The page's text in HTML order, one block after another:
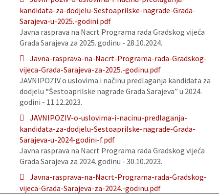
kandidata-za-dodjelu-Sestoaprilske-nagrade-Grada-
Sarajeva-u-2025.-godini.pdf
Javna rasprava na Nacrt Programa rada Gradskog vijeća
Grada Sarajeva za 2025. godinu - 28.10.2024.
Javna-rasprava-na-Nacrt-Programa-rada-Gradskog-
vijeca-Grada-Sarajeva-za-2025.-godinu.pdf
JAVNIPOZIV o uslovima i načinu predlaganja kandidata za
dodjelu “Šestoaprilske nagrade Grada Sarajeva” u 2024.
godini - 11.12.2023.
JAVNIPOZIV-o-uslovima-i-nacinu-predlaganja-
kandidata-za-dodjelu-Sestoaprilske-nagrade-Grada-
Sarajeva-u-2024-godini-f.pdf
Javna rasprava na Nacrt Programa rada Gradskog vijeća
Grada Sarajeva za 2024. godinu - 30.10.2023.
Javna-rasprava-na-Nacrt-Programa-rada-Gradskog-
vijeca-Grada-Sarajeva-za-2024.-godinu.pdf